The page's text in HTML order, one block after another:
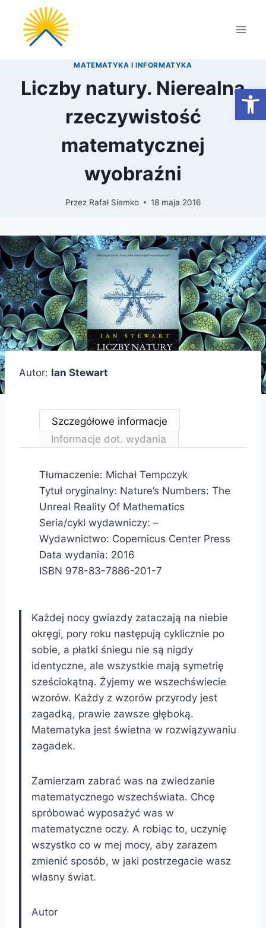
Przejdź
treści
MATEMATYKA I INFORMATYKA
Liczby natury. Nierealna
rzeczywistość
matematycznej
wyobraźni
Przez Rafał Siemko 18 maja 2016
Autor: Ian Stewart
Szczegółowe informacje
Informacje dot. wydania
Tłumaczenie: Michał Tempczyk
Tytuł oryginalny: Nature’s Numbers: The
Unreal Reality Of Mathematics
Seria/cykl wydawniczy: –
Wydawnictwo: Copernicus Center Press
Data wydania: 2016
ISBN 978-83-7886-201-7
Każdej nocy gwiazdy zataczają na niebie
okręgi, pory roku następują cyklicznie po
sobie, a płatki śniegu nie są nigdy
identyczne, ale wszystkie mają symetrię
sześciokątną. Żyjemy we wszechświecie
wzorów. Każdy z wzorów przyrody jest
zagadką, prawie zawsze głęboką.
Matematyka jest świetna w rozwiązywaniu
zagadek.
Zamierzam zabrać was na zwiedzanie
matematycznego wszechświata. Chcę
spróbować wyposażyć was w
matematyczne oczy. A robiąc to, uczynię
wszystko co w mej mocy, aby zarazem
zmienić sposób, w jaki postrzegacie wasz
własny świat.
Autor